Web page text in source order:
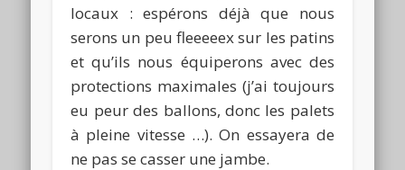
locaux : espérons déjà que nous
serons un peu fleeeeex sur les patins
et qu’ils nous équiperons avec des
protections maximales (j’ai toujours
eu peur des ballons, donc les palets
à pleine vitesse …). On essayera de
ne pas se casser une jambe.